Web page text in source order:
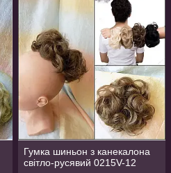
Гумка шиньон з канекалона
світло-русявий 0215V-12